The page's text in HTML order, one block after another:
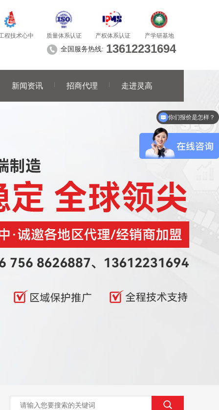
程技术心中 质量体系认证 产权体系认证 产学研基地
全国服务热线: 13612231694
新闻资讯 招商代理 走进灵高
可以做代理 / 经销商吗？